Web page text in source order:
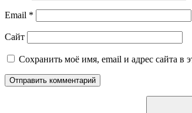
Email *
Сайт
Сохранить моё имя, email и адрес сайта в